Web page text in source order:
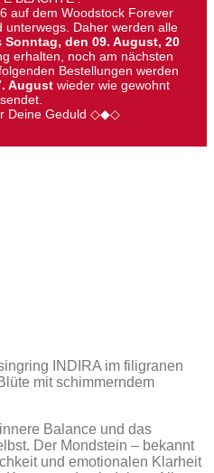
auf dem Woodstock Forever
unterwegs. Daher werden alle
Sonntag, den 09. August, 20
erhalten, noch am nächsten
Bestellungen werden
August wieder wie gewohnt
Deine Geduld ◇◆◇
INDIRA im filigranen
mit schimmerndem
Balance und das
Der Mondstein – bekannt
und emotionalen Klarheit